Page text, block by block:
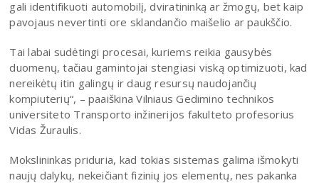
gali identifikuoti automobilį, dviratininką ar žmogų, bet kaip
pavojaus nevertinti ore sklandančio maišelio ar paukščio.
Tai labai sudėtingi procesai, kuriems reikia gausybės
duomenų, tačiau gamintojai stengiasi viską optimizuoti, kad
nereikėtų itin galingų ir daug resursų naudojančių
kompiuterių“, – paaiškina Vilniaus Gedimino technikos
universiteto Transporto inžinerijos fakulteto profesorius
Vidas Žuraulis.
Mokslininkas priduria, kad tokias sistemas galima išmokyti
naujų dalykų, nekeičiant fizinių jos elementų, nes pakanka